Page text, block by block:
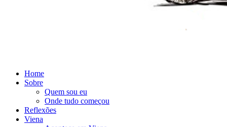
Home
Sobre
Quem sou eu
Onde tudo começou
Reflexões
Viena